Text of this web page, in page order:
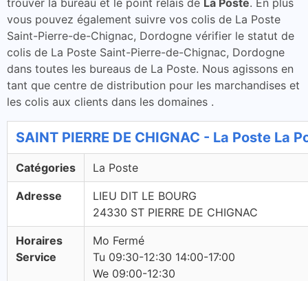
trouver la bureau et le point relais de La Poste. En plus
vous pouvez également suivre vos colis de La Poste
Saint-Pierre-de-Chignac, Dordogne vérifier le statut de
colis de La Poste Saint-Pierre-de-Chignac, Dordogne
dans toutes les bureaus de La Poste. Nous agissons en
tant que centre de distribution pour les marchandises et
les colis aux clients dans les domaines .
SAINT PIERRE DE CHIGNAC - La Poste La
Catégories La Poste
Adresse
LIEU DIT LE BOURG
24330 ST PIERRE DE CHIGNAC
Horaires
Service
Mo Fermé
Tu 09:30-12:30 14:00-17:00
We 09:00-12:30